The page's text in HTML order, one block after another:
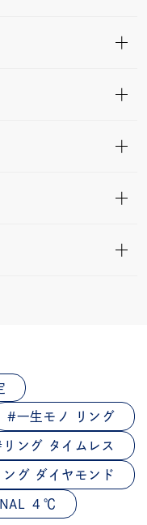
一生モノ リング
リング タイムレス
ング ダイヤモンド
４℃